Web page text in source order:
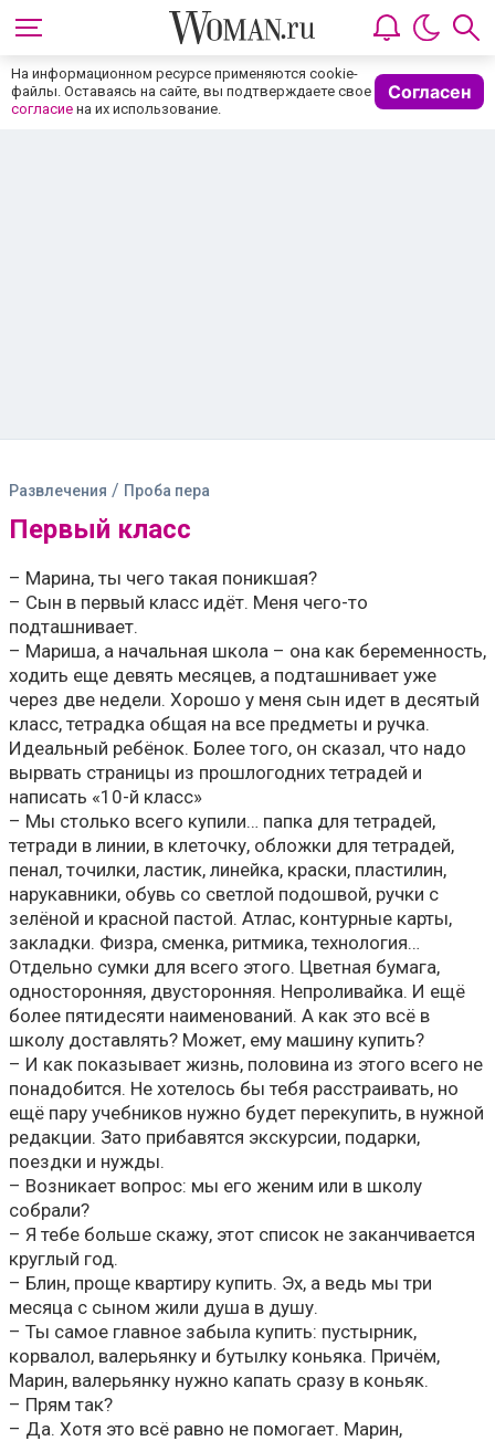
На информационном ресурсе применяются cookie-
файлы. Оставаясь на сайте, вы подтверждаете свое
согласие на их использование.
Согласен
Развлечения / Проба пера
Первый класс
– Марина, ты чего такая поникшая?
– Сын в первый класс идёт. Меня чего-то
подташнивает.
– Мариша, а начальная школа – она как беременность,
ходить еще девять месяцев, а подташнивает уже
через две недели. Хорошо у меня сын идет в десятый
класс, тетрадка общая на все предметы и ручка.
Идеальный ребёнок. Более того, он сказал, что надо
вырвать страницы из прошлогодних тетрадей и
написать «10-й класс»
– Мы столько всего купили… папка для тетрадей,
тетради в линии, в клеточку, обложки для тетрадей,
пенал, точилки, ластик, линейка, краски, пластилин,
нарукавники, обувь со светлой подошвой, ручки с
зелёной и красной пастой. Атлас, контурные карты,
закладки. Физра, сменка, ритмика, технология…
Отдельно сумки для всего этого. Цветная бумага,
односторонняя, двусторонняя. Непроливайка. И ещё
более пятидесяти наименований. А как это всё в
школу доставлять? Может, ему машину купить?
– И как показывает жизнь, половина из этого всего не
понадобится. Не хотелось бы тебя расстраивать, но
ещё пару учебников нужно будет перекупить, в нужной
редакции. Зато прибавятся экскурсии, подарки,
поездки и нужды.
– Возникает вопрос: мы его женим или в школу
собрали?
– Я тебе больше скажу, этот список не заканчивается
круглый год.
– Блин, проще квартиру купить. Эх, а ведь мы три
месяца с сыном жили душа в душу.
– Ты самое главное забыла купить: пустырник,
корвалол, валерьянку и бутылку коньяка. Причём,
Марин, валерьянку нужно капать сразу в коньяк.
– Прям так?
– Да. Хотя это всё равно не помогает. Марин,